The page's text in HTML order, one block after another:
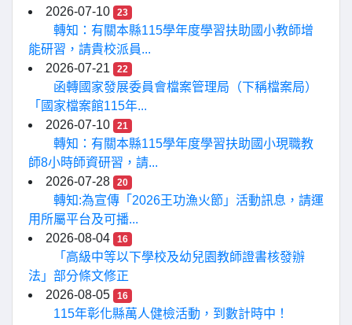
2026-07-10
23
轉知：有關本縣115學年度學習扶助國小教師增
能研習，請貴校派員...
2026-07-21
22
函轉國家發展委員會檔案管理局（下稱檔案局）
「國家檔案館115年...
2026-07-10
21
轉知：有關本縣115學年度學習扶助國小現職教
師8小時師資研習，請...
2026-07-28
20
轉知:為宣傳「2026王功漁火節」活動訊息，請運
用所屬平台及可播...
2026-08-04
16
「高級中等以下學校及幼兒園教師證書核發辦
法」部分條文修正
2026-08-05
16
115年彰化縣萬人健檢活動，到數計時中！